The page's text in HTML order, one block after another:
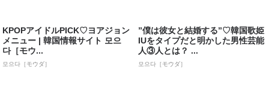
KPOPアイドルPICK♡ヨアジョン
メニュー | 韓国情報サイト 모으
다［モウ...
모으다［モウダ］
”僕は彼女と結婚する”♡韓国歌姫
IUをタイプだと明かした男性芸能
人③人とは？ ...
모으다［モウダ］